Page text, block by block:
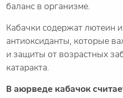
баланс в организме.
Кабачки содержат лютеин
антиоксиданты, которые
и защиты от возрастных
катаракта.
В аюрведе кабачок